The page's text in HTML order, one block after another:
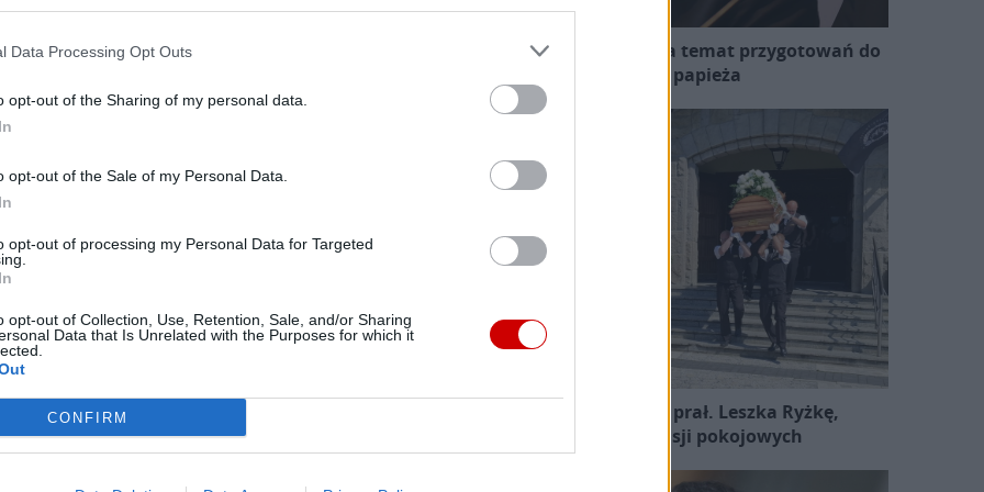
Data Processing Opt Outs
opt-out of the Sharing of my personal data.
opt-out of the Sale of my Personal Data.
opt-out of processing my Personal Data for Targeted
opt-out of Collection, Use, Retention, Sale, and/or Sharing
Data that Is Unrelated with the Purposes for which it
CONFIRM
odejścia abp.
Apostolska opublikowała komunikat
Dzięgi z urzędu arcybiskupa metropolity
nigdy nie popierał idei
Wręcz przeciwnie, jest on zagorzałym
lub kolonializmu, we wszystkich narodach i
Przewodniczący KEP na temat przygotowań do
wizyty papieża
Pożegnano śp. ks. prał. Leszka Ryżkę,
uczestnika misji pokojowych